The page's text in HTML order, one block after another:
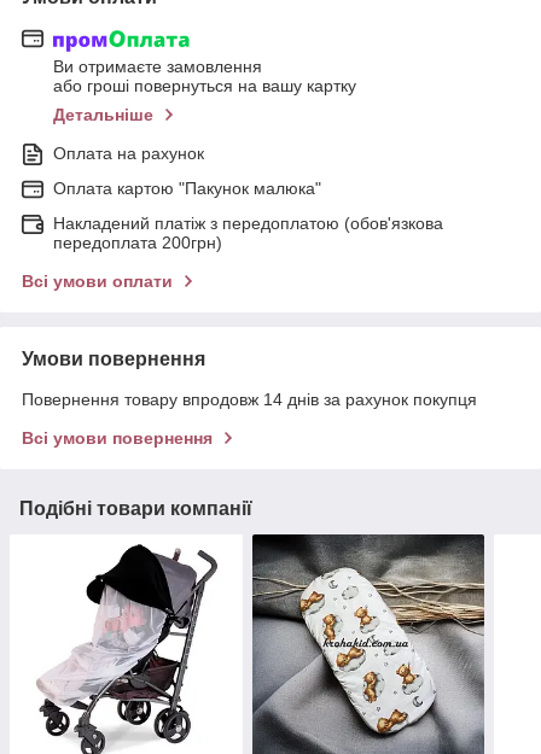
Ви отримаєте замовлення
або гроші повернуться на вашу картку
Детальніше
Оплата на рахунок
Оплата картою "Пакунок малюка"
Накладений платіж з передоплатою (обов'язкова
передоплата 200грн)
Всі умови оплати
Умови повернення
Повернення товару впродовж 14 днів за рахунок покупця
Всі умови повернення
Подібні товари компанії